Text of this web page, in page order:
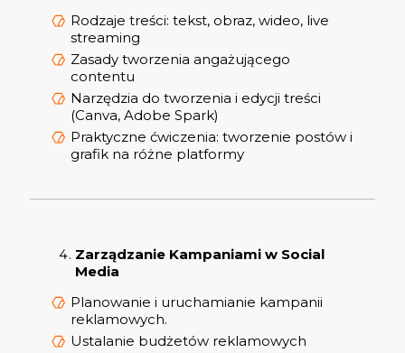
Rodzaje treści: tekst, obraz, wideo, live
streaming
Zasady tworzenia angażującego
contentu
Narzędzia do tworzenia i edycji treści
(Canva, Adobe Spark)
Praktyczne ćwiczenia: tworzenie postów i
grafik na różne platformy
Zarządzanie Kampaniami w Social
Media
Planowanie i uruchamianie kampanii
reklamowych.
Ustalanie budżetów reklamowych